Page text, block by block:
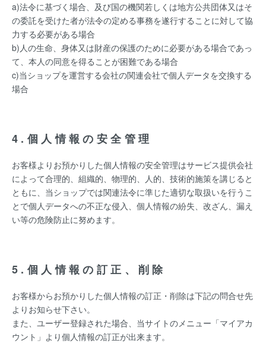
a)法令に基づく場合、及び国の機関若しくは地方公共団体又はそ
の委託を受けた者が法令の定める事務を遂行することに対して協
力する必要がある場合
b)人の生命、身体又は財産の保護のために必要がある場合であっ
て、本人の同意を得ることが困難である場合
c)当ショップを運営する会社の関連会社で個人データを交換する
場合
4.個人情報の安全管理
お客様よりお預かりした個人情報の安全管理はサービス提供会社
によって合理的、組織的、物理的、人的、技術的施策を講じると
ともに、当ショップでは関連法令に準じた適切な取扱いを行うこ
とで個人データへの不正な侵入、個人情報の紛失、改ざん、漏え
い等の危険防止に努めます。
5.個人情報の訂正、削除
お客様からお預かりした個人情報の訂正・削除は下記の問合せ先
よりお知らせ下さい。
また、ユーザー登録された場合、当サイトのメニュー「マイアカ
ウント」より個人情報の訂正が出来ます。